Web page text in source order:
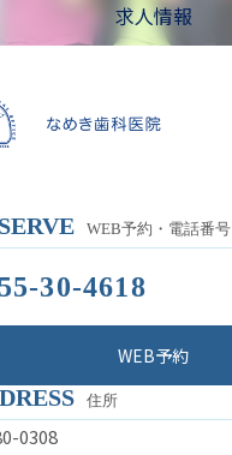
求人情報
WEB予約・電話番号
30-4618
WEB予約
住所
0308